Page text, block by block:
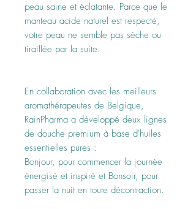
peau saine et éclatante. Parce que le
manteau acide naturel est respecté,
votre peau ne semble pas sèche ou
tiraillée par la suite.
En collaboration avec les meilleurs
aromathérapeutes de Belgique,
RainPharma a développé deux lignes
de douche premium à base d'huiles
essentielles pures :
Bonjour, pour commencer la journée
énergisé et inspiré et Bonsoir, pour
passer la nuit en toute décontraction.